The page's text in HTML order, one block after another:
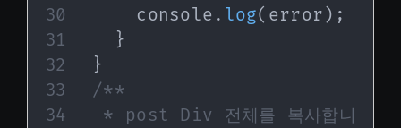
    console
. log( error ) ;
}
}
/**